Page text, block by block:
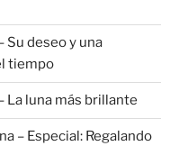
Su deseo y una
tiempo
La luna más brillante
– Especial: Regalando